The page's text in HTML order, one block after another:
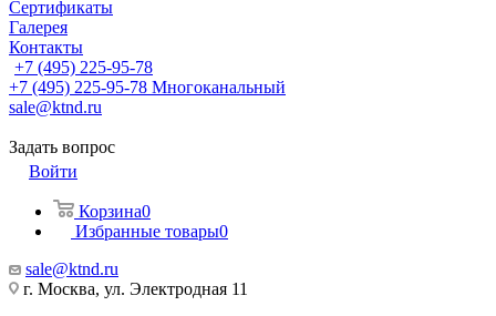
Сертификаты
Галерея
Контакты
+7 (495) 225-95-78
+7 (495) 225-95-78 Многоканальный
sale@ktnd.ru
Задать вопрос
Войти
Корзина0
Избранные товары0
sale@ktnd.ru
г. Москва, ул. Электродная 11